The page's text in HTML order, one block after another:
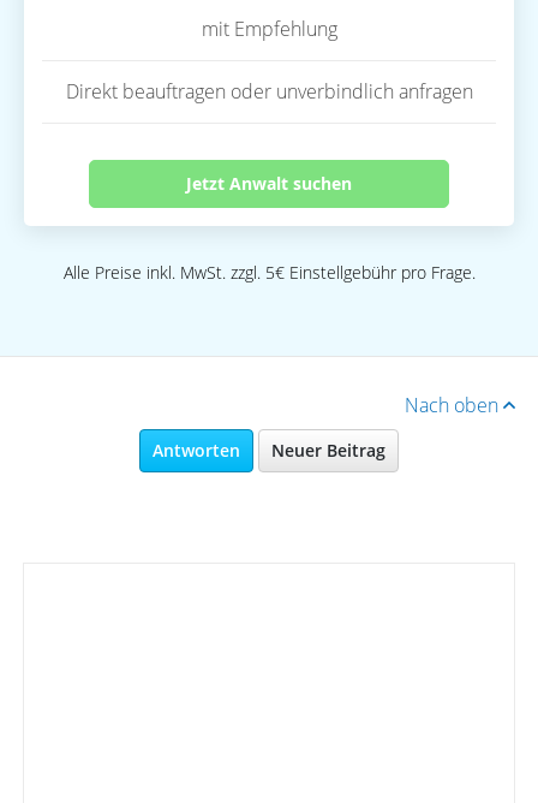
mit Empfehlung
Direkt beauftragen oder unverbindlich anfragen
Jetzt Anwalt suchen
Alle Preise inkl. MwSt. zzgl. 5€ Einstellgebühr pro Frage.
Nach oben
Antworten Neuer Beitrag